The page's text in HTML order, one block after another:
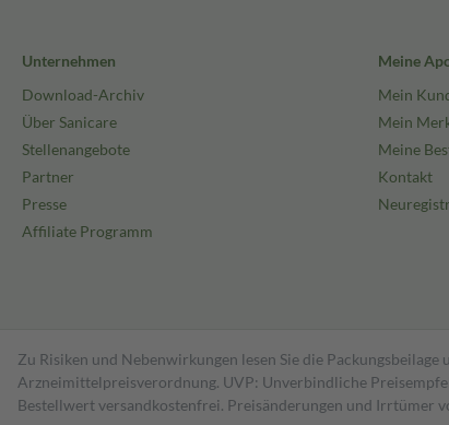
Unternehmen
Download-Archiv
Über Sanicare
Stellenangebote
Partner
Presse
Affiliate Programm
Meine
Mein
Mein
Meine
Kontakt
Zu Risiken und Nebenwirkungen lesen Sie die
Arzneimittelpreisverordnung. UVP: Unverbindliche
Bestell­wert versand­kosten­frei. Preisänderungen und Irrtümer